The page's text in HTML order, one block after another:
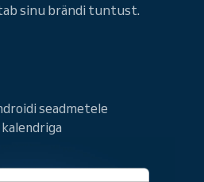
sinu brändi tuntust.
seadmetele